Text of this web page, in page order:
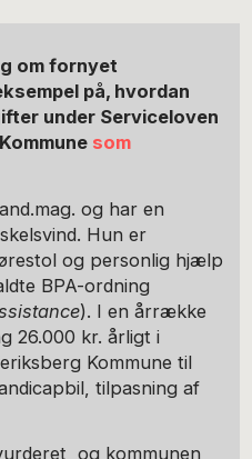
om fornyet
på, hvordan
under Serviceloven
som
og har en
Hun er
og personlig hjælp
BPA-ordning
). I en årrække
26.000 kr. årligt i
Kommune til
tilpasning af
og kommunen